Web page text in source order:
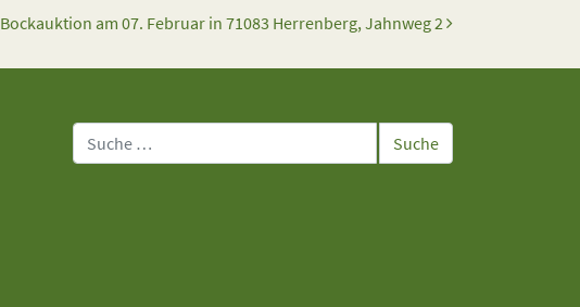
Bockauktion am 07. Februar in 71083 Herrenberg, Jahnweg 2
Suche